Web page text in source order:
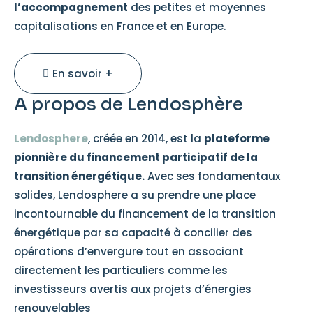
l’accompagnement des petites et moyennes
capitalisations en France et en Europe.
En savoir +
A propos de Lendosphère
Lendosphere, créée en 2014, est la plateforme
pionnière du financement participatif de la
transition énergétique.Avec ses fondamentaux
solides, Lendosphere a su prendre une place
incontournable du financement de la transition
énergétique par sa capacité à concilier des
opérations d’envergure tout en associant
directement les particuliers comme les
investisseurs avertis aux projets d’énergies
renouvelables